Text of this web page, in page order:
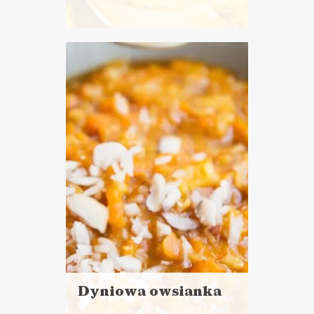
więcej
Czas przygotowania:
do 30 minut
ŚNIADANIA
GOTOWANIE NA
KWARANTANNIE ?
Dyniowa owsianka